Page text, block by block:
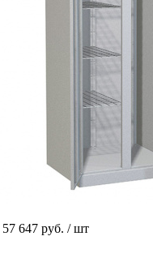
57 647 руб. / шт